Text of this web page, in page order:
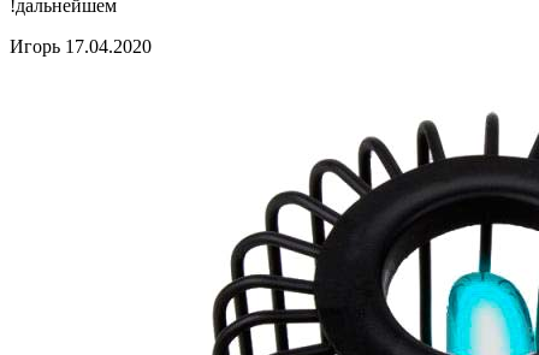
дальнейшем!
Игорь 17.04.2020